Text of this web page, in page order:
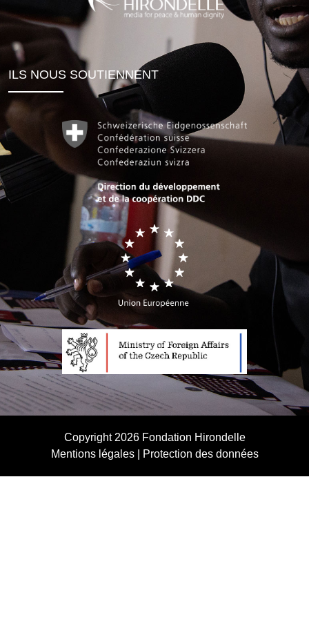
ILS NOUS SOUTIENNENT
Copyright 2026 Fondation Hirondelle
Mentions légales| Protection des données